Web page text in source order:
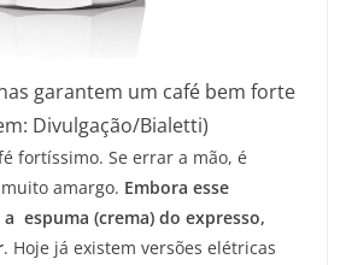
garantem um café bem forte
Divulgação/Bialetti)
fortíssimo. Se errar a mão, é
amargo. Embora esse
espuma (crema) do expresso,
. Hoje já existem versões elétricas